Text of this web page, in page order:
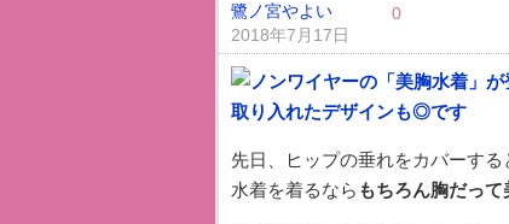
鷺ノ宮やよい
2018年7月17日
0
先日、ヒップの垂れをカバーする
水着を着るなら もちろん胸だっ